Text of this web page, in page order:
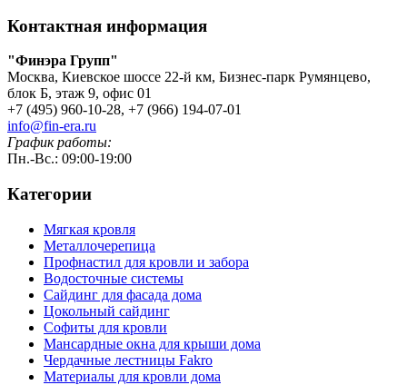
Контактная информация
"Финэра Групп"
Москва, Киевское шоссе 22-й км, Бизнес-парк Румянцево,
блок Б, этаж 9, офис 01
+7 (495) 960-10-28, +7 (966) 194-07-01
info@fin-era.ru
График работы:
Пн.-Вс.: 09:00-19:00
Категории
Мягкая кровля
Металлочерепица
Профнастил для кровли и забора
Водосточные системы
Сайдинг для фасада дома
Цокольный сайдинг
Софиты для кровли
Мансардные окна для крыши дома
Чердачные лестницы Fakro
Материалы для кровли дома